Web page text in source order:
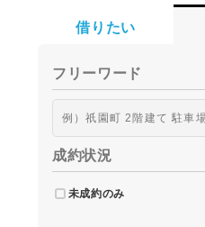
借りたい
フリーワード
成約状況
未成約のみ